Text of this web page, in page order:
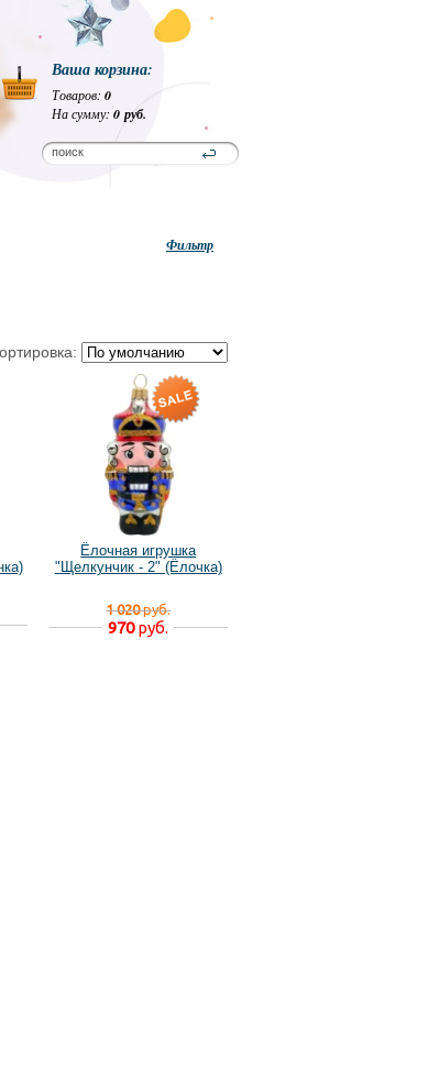
Ваша корзина:
Товаров: 0
На сумму: 0 руб.
Фильтр
Ёлочная игрушка
"Щелкунчик - 2" (Ёлочка)
1 020руб.
970руб.